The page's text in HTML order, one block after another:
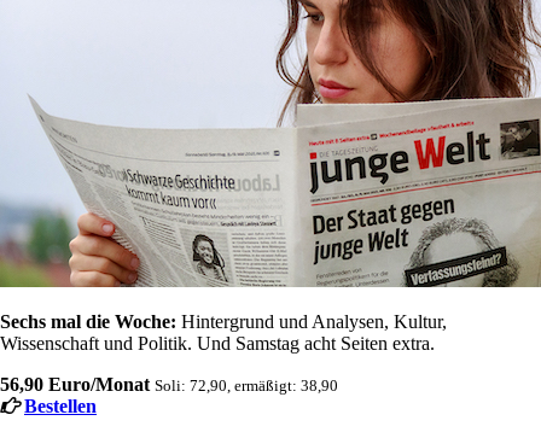
Sechs mal die Woche: Hintergrund und Analysen, Kultur,
Wissenschaft und Politik. Und Samstag acht Seiten extra.
56,90 Euro/Monat Soli: 72,90, ermäßigt: 38,90
Bestellen